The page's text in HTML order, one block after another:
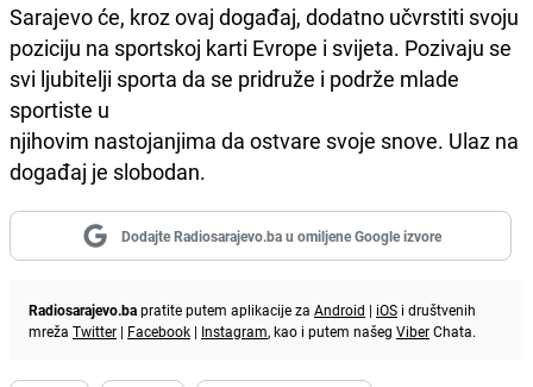
Sarajevo će, kroz ovaj događaj, dodatno učvrstiti svoju
poziciju na sportskoj karti Evrope i svijeta. Pozivaju se
svi ljubitelji sporta da se pridruže i podrže mlade
sportiste u
njihovim nastojanjima da ostvare svoje snove. Ulaz na
događaj je slobodan.
Dodajte Radiosarajevo.ba u omiljene Google izvore
Radiosarajevo.bapratite putem aplikacije za Android | iOS i društvenih
mreža Twitter | Facebook | Instagram, kao i putem našeg ViberChata.